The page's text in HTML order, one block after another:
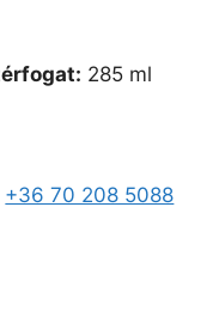
285 ml
+36 70 208 5088